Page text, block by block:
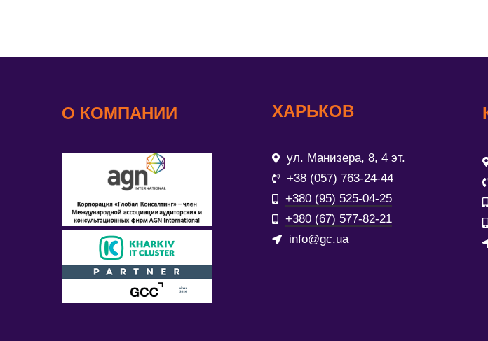
О КОМПАНИИ ХАРЬКОВ
ул. Манизера, 8, 4 эт.
+38 (057) 763-24-44
+380 (95) 525-04-25
+380 (67) 577-82-21
info@gc.ua